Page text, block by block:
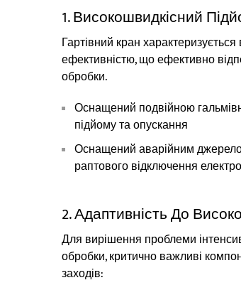
1. Високошвидкісний
Гартівний кран
ефективністю, що ефективно
обробки.
Оснащений подвійною
підйому та опускання
Оснащений аварійним
раптового відключення
2. Адаптивність До
Для вирішення проблеми
обробки, критично важливі
заходів: